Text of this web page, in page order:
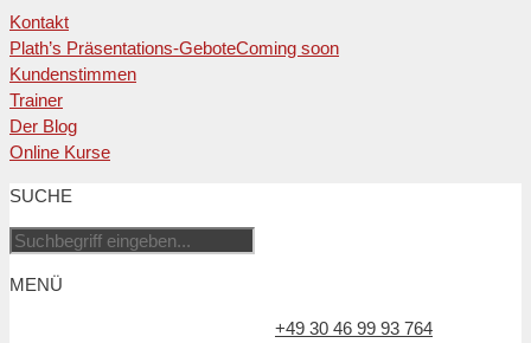
Kontakt
Plath’s Präsentations-GeboteComing soon
Kundenstimmen
Trainer
Der Blog
Online Kurse
Inhalt
springen
SUCHE
MENÜ
+49 30 46 99 93 764